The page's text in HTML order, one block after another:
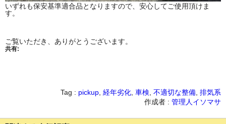
いずれも保安基準適合品となりますので、安心してご使用頂けま
す。
ご覧いただき、ありがとうございます。
共有:
Tag : pickup 経年劣化 車検 不適切な整備 排気系
作成者 : 管理人イソマサ